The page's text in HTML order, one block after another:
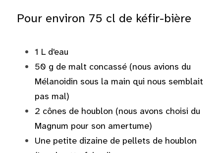
Pour environ 75 cl de kéfir-bière
1 L d'eau
50 g de malt concassé (nous avions du
Mélanoidin sous la main qui nous semblait
pas mal)
2 cônes de houblon (nous avons choisi du
Magnum pour son amertume)
Une petite dizaine de pellets de houblon